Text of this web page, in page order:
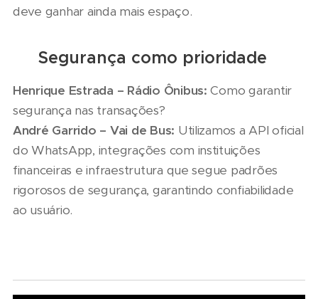
deve ganhar ainda mais espaço.
🔐 Segurança como prioridade
Henrique Estrada – Rádio Ônibus: Como garantir
segurança nas transações?
André Garrido – Vai de Bus: Utilizamos a API oficial
do WhatsApp, integrações com instituições
financeiras e infraestrutura que segue padrões
rigorosos de segurança, garantindo confiabilidade
ao usuário.